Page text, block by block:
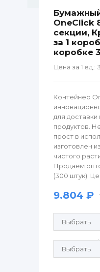
OneClick
секции,
за 1
коробке
Цена за 1 ед.:
Контейнер
для доставки
продуктов.
прост в
изготовлен
чистого
Продаём
(300 штук).
9.804 ₽
Продающие
Крышка OC800/